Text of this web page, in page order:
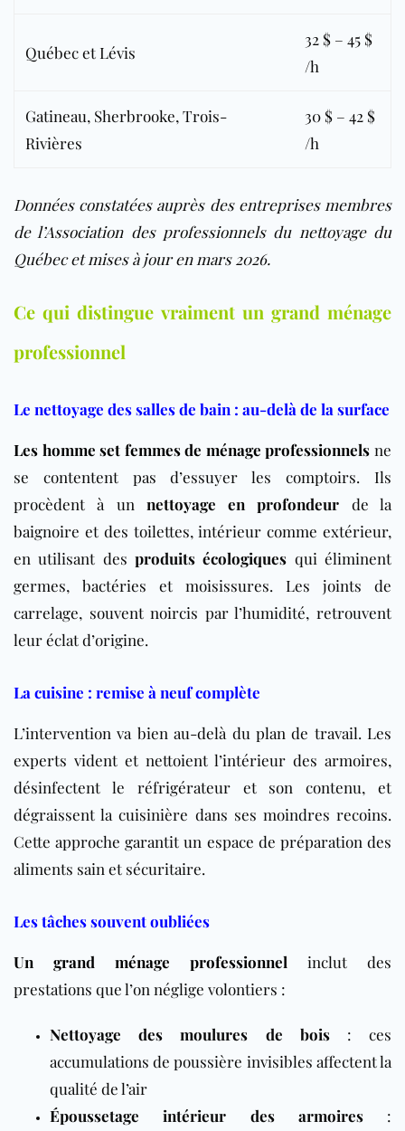
Québec et Lévis
32 $ – 45 $
/h
Gatineau, Sherbrooke, Trois-
Rivières
30 $ – 42 $
/h
Données constatées auprès des entreprises membres
de l’Association des professionnels du nettoyage du
Québec et mises à jour en mars 2026.
Ce qui distingue vraiment un grand ménage
professionnel
Le nettoyage des salles de bain : au-delà de la surface
Les homme set femmes de ménage professionnels ne
se contentent pas d’essuyer les comptoirs. Ils
procèdent à un nettoyage en profondeur de la
baignoire et des toilettes, intérieur comme extérieur,
en utilisant des produits écologiques qui éliminent
germes, bactéries et moisissures. Les joints de
carrelage, souvent noircis par l’humidité, retrouvent
leur éclat d’origine.
La cuisine : remise à neuf complète
L’intervention va bien au-delà du plan de travail. Les
experts vident et nettoient l’intérieur des armoires,
désinfectent le réfrigérateur et son contenu, et
dégraissent la cuisinière dans ses moindres recoins.
Cette approche garantit un espace de préparation des
aliments sain et sécuritaire.
Les tâches souvent oubliées
Un grand ménage professionnel inclut des
prestations que l’on néglige volontiers :
Nettoyage des moulures de bois: ces
accumulations de poussière invisibles affectent la
qualité de l’air
Époussetage intérieur des armoires: